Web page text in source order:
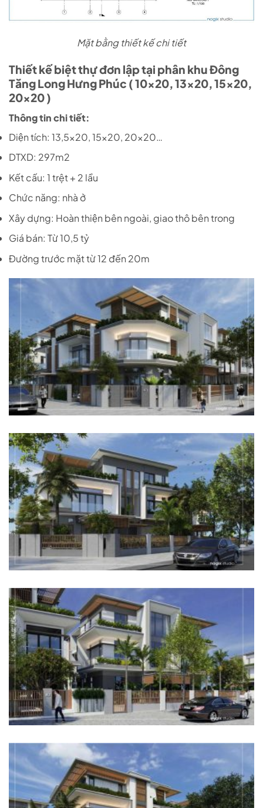
Mặt bằng thiết kế chi tiết
Thiết kế biệt thự đơn lập tại phân khu Đông
Tăng Long Hưng Phúc ( 10×20, 13×20, 15×20,
20×20 )
Thông tin chi tiết:
Diện tích: 13,5×20, 15×20, 20×20…
DTXD: 297m2
Kết cấu: 1 trệt + 2 lầu
Chức năng: nhà ở
Xây dựng: Hoàn thiện bên ngoài, giao thô bên trong
Giá bán: Từ 10,5 tỷ
Đường trước mặt từ 12 đến 20m